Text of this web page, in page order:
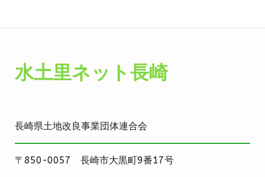
水土里ネット長崎
長崎県土地改良事業団体連合会
〒850-0057 長崎市大黒町9番17号